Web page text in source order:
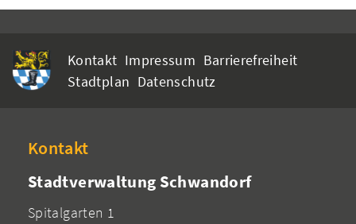
Kontakt Impressum Barrierefreiheit
Stadtplan Datenschutz
Kontakt
Stadtverwaltung Schwandorf
Spitalgarten 1